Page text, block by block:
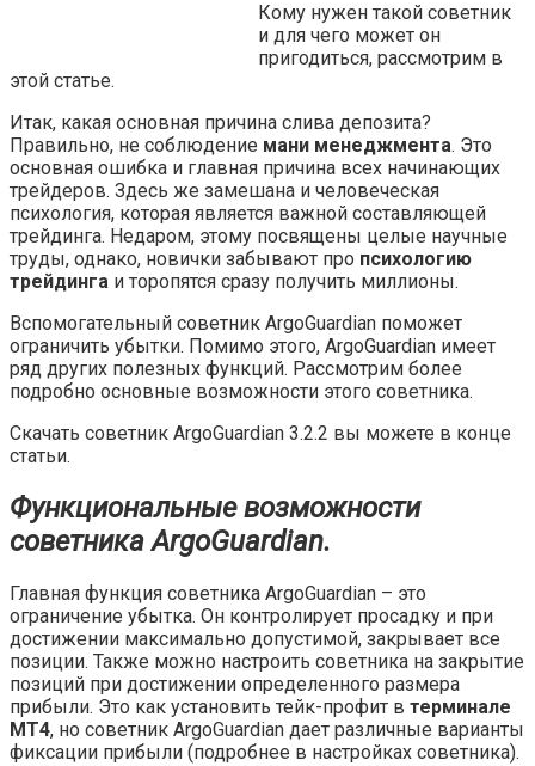
Кому нужен такой советник
и для чего может он
пригодиться, рассмотрим в
этой статье.
Итак, какая основная причина слива депозита?
Правильно, не соблюдение мани менеджмента. Это
основная ошибка и главная причина всех начинающих
трейдеров. Здесь же замешана и человеческая
психология, которая является важной составляющей
трейдинга. Недаром, этому посвящены целые научные
труды, однако, новички забывают про психологию
трейдинга и торопятся сразу получить миллионы.
Вспомогательный советник ArgoGuardian поможет
ограничить убытки. Помимо этого, ArgoGuardian имеет
ряд других полезных функций. Рассмотрим более
подробно основные возможности этого советника.
Скачать советник ArgoGuardian 3.2.2 вы можете в конце
статьи.
Функциональные возможности
советника ArgoGuardian.
Главная функция советника ArgoGuardian – это
ограничение убытка. Он контролирует просадку и при
достижении максимально допустимой, закрывает все
позиции. Также можно настроить советника на закрытие
позиций при достижении определенного размера
прибыли. Это как установить тейк-профит в терминале
МТ4, но советник ArgoGuardian дает различные варианты
фиксации прибыли (подробнее в настройках советника).